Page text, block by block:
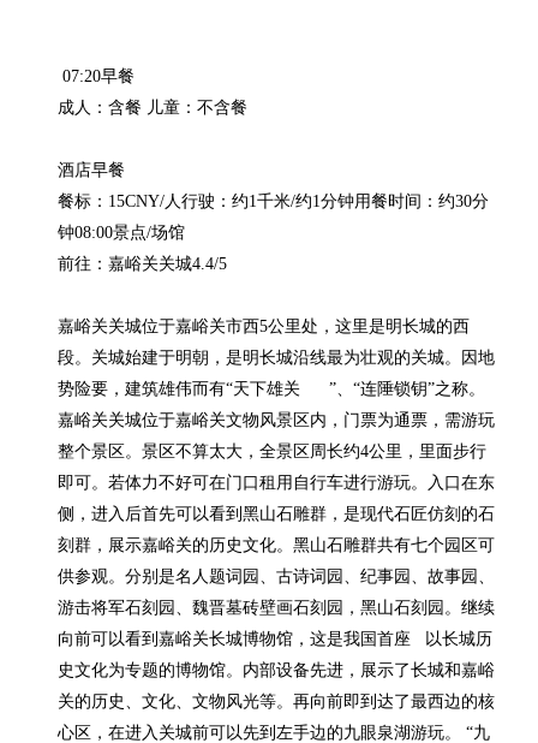
07:20早餐
成人：含餐 儿童：不含餐
酒店早餐
餐标：15CNY/人行驶：约1千米/约1分钟用餐时间：约30分
钟08:00景点/场馆
前往：嘉峪关关城4.4/5
嘉峪关关城位于嘉峪关市西5公里处，这里是明长城的西
段。关城始建于明朝，是明长城沿线最为壮观的关城。因地
势险要，建筑雄伟而有“天下雄关      ”、“连陲锁钥”之称。
嘉峪关关城位于嘉峪关文物风景区内，门票为通票，需游玩
整个景区。景区不算太大，全景区周长约4公里，里面步行
即可。若体力不好可在门口租用自行车进行游玩。入口在东
侧，进入后首先可以看到黑山石雕群，是现代石匠仿刻的石
刻群，展示嘉峪关的历史文化。黑山石雕群共有七个园区可
供参观。分别是名人题词园、古诗词园、纪事园、故事园、
游击将军石刻园、魏晋墓砖壁画石刻园，黑山石刻园。继续
向前可以看到嘉峪关长城博物馆，这是我国首座   以长城历
史文化为专题的博物馆。内部设备先进，展示了长城和嘉峪
关的历史、文化、文物风光等。再向前即到达了最西边的核
心区，在进入关城前可以先到左手边的九眼泉湖游玩。 “九